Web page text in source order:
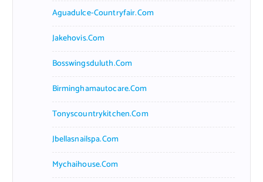
Aguadulce-Countryfair.com
Jakehovis.com
Bosswingsduluth.com
Birminghamautocare.com
Tonyscountrykitchen.com
Jbellasnailspa.com
Mychaihouse.com